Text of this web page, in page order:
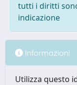
tutti i diritti
indicazione
Informazioni
Utilizza questo